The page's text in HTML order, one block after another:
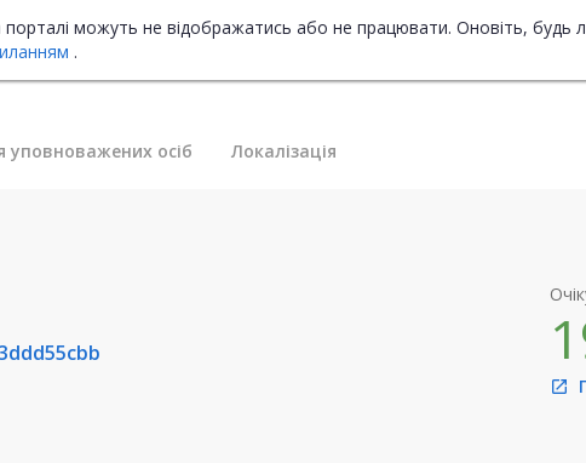
можуть не відображатись або не працювати. Оновіть, будь
.
уповноважених осіб Локалізація
open_in_new